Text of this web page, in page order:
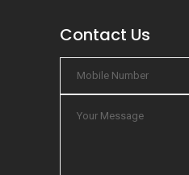
Contact Us